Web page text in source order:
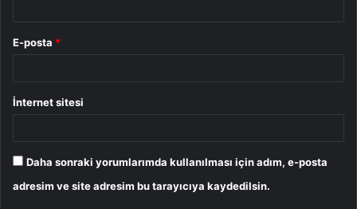
E-posta *
İnternet sitesi
Daha sonraki yorumlarımda kullanılması için adım, e-posta
adresim ve site adresim bu tarayıcıya kaydedilsin.